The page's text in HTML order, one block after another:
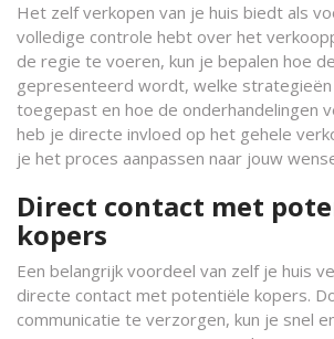
Het zelf verkopen van je huis biedt als
volledige controle hebt over het
de regie te voeren, kun je bepalen hoe
gepresenteerd wordt, welke
toegepast en hoe de onderhandelingen
heb je directe invloed op het gehele
je het proces aanpassen naar jouw
Direct contact met
kopers
Een belangrijk voordeel van zelf je huis
directe contact met potentiële kopers.
communicatie te verzorgen, kun je snel